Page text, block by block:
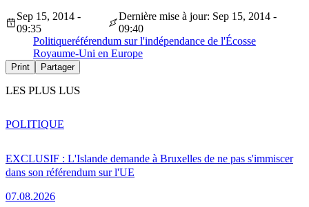
Sep 15, 2014 -
09:35
Dernière mise à jour: Sep 15, 2014 -
09:40
Politiqueréférendum sur l'indépendance de l'Écosse
Royaume-Uni en Europe
Print Partager
LES PLUS LUS
EXCLUSIF : L'Islande demande à Bruxelles de ne pas s'immiscer
dans son référendum sur l'UE
07.08.2026
POLITIQUE